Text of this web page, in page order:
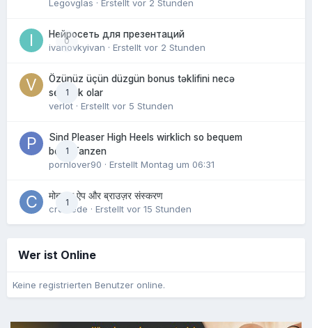
Legovglas · Erstellt vor 2 Stunden
0
Нейросеть для презентаций
ivanovkyivan · Erstellt vor 2 Stunden
1
Özünüz üçün düzgün bonus təklifini necə
seçmək olar
verlot · Erstellt vor 5 Stunden
1
Sind Pleaser High Heels wirklich so bequem
beim Tanzen
pornlover90 · Erstellt Montag um 06:31
1
मोबाइल ऐप और ब्राउज़र संस्करण
crowede · Erstellt vor 15 Stunden
Wer ist Online
Keine registrierten Benutzer online.